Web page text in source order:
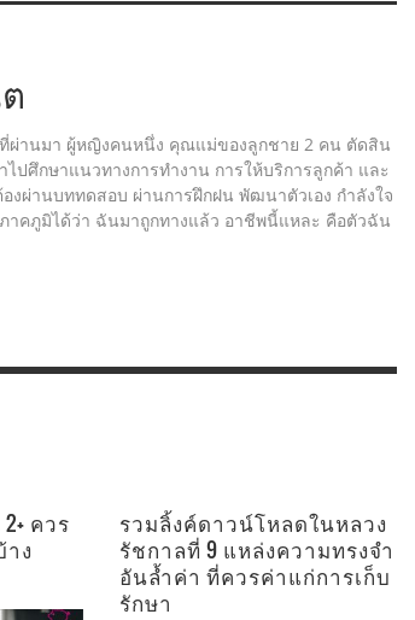
ผ่านมา ผู้หญิงคนหนึ่ง คุณแม่ของลูกชาย 2 คน ตัดสิน
ปศึกษาแนวทางการทำงาน การให้บริการลูกค้า และ
งผ่านบททดสอบ ผ่านการฝึกฝน พัฒนาตัวเอง กำลังใจ
าคภูมิได้ว่า ฉันมาถูกทางแล้ว อาชีพนี้แหละ คือตัวฉัน
ควร
ง
รวมลิ้งค์ดาวน์โหลดในหลวง
รัชกาลที่ 9 แหล่งความทรงจำ
อันล้ำค่า ที่ควรค่าแก่การเก็บ
รักษา